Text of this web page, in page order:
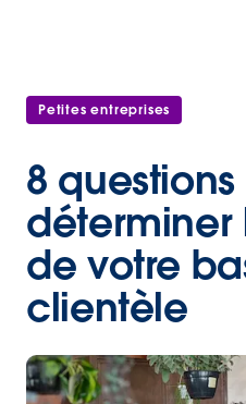
Petites entreprises
8
déterminer
de votre
clientèle